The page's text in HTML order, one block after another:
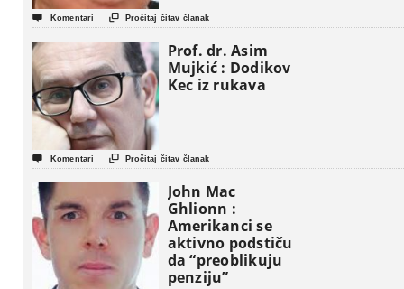
 Komentari  Pročitaj čitav članak
Prof. dr. Asim
Mujkić : Dodikov
Kec iz rukava
 Komentari  Pročitaj čitav članak
John Mac
Ghlionn :
Amerikanci se
aktivno podstiču
da “preoblikuju
penziju”